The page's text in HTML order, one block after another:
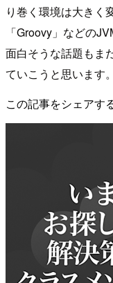
り巻く環境は大きく
「Groovy」などの
面白そうな話題もま
ていこうと思います。
この記事をシェアす